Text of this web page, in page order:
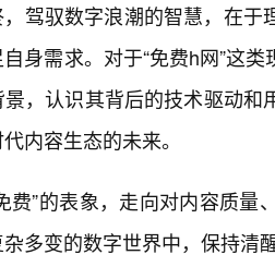
驾驭数字浪潮的智慧，在于
身需求。对于“免费h网”这
，认识其背后的技术驱动
内容生态的未来。
费”的表象，走向对内容质
多变的数字世界中，保持清